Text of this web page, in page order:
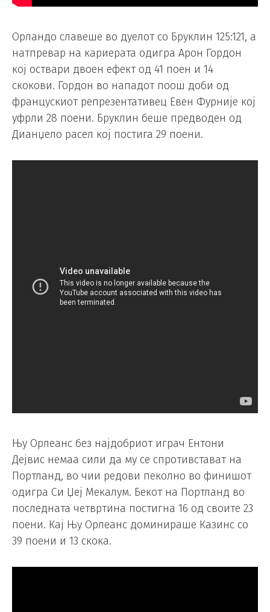
Орландо славеше во дуелот со Бруклин 125:121, а
натпревар на кариерата одигра Арон Гордон
кој оствари двоен ефект од 41 поен и 14
скокови. Гордон во нападот поош доби од
францускиот репрезентативец Евен Фурније кој
уфрли 28 поени. Бруклин беше предводен од
Дианџело расел кој постига 29 поени.
Њу Орлеанс без најдобриот играч Ентони
Дејвис немаа сили да му се спротивстават на
Портланд, во чии редови пеколно во финишот
одигра Си Џеј Мекалум. Бекот на Портланд во
последната четвртина постигна 16 од своите 23
поени. Кај Њу Орлеанс доминираше Казинс со
39 поени и 13 скока.